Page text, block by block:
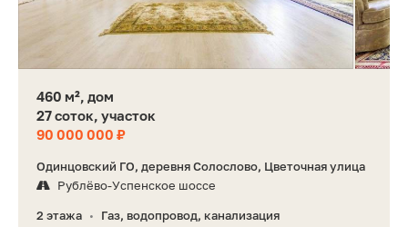
460 м², дом
27 соток, участок
90 000 000 ₽
Одинцовский ГО, деревня Солослово, Цветочная улица
Рублёво-Успенское шоссе
2 этажа •
Газ, водопровод, канализация